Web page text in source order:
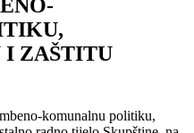
I ZAŠTITU
komunalnu politiku,